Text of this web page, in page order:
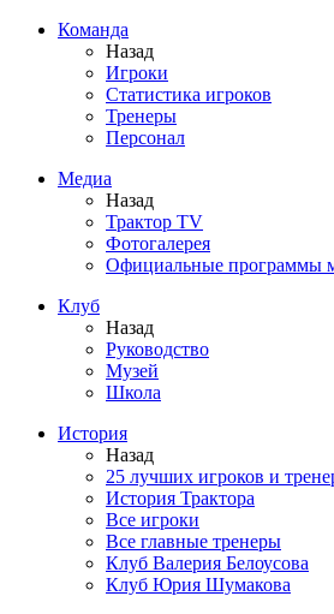
Команда
Назад
Игроки
Статистика игроков
Тренеры
Персонал
Медиа
Назад
Трактор TV
Фотогалерея
Официальные программы
Клуб
Назад
Руководство
Музей
Школа
История
Назад
25 лучших игроков и
История Трактора
Все игроки
Все главные тренеры
Клуб Валерия Белоусова
Клуб Юрия Шумакова